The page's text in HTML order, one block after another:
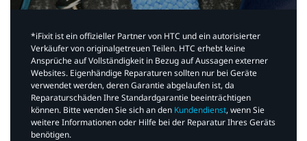
*iFixit ist ein offizieller Partner von HTC und ein autorisierter
Verkäufer von originalgetreuen Teilen. HTC erhebt keine
Ansprüche auf Vollständigkeit in Bezug auf Aussagen externer
Websites. Eigenhändige Reparaturen sollten nur bei Geräte
verwendet werden, deren Garantie abgelaufen ist, da
Reparaturschäden Ihre Standardgarantie beeinträchtigen
können. Bitte wenden Sie sich an den Kundendienst, wenn Sie
weitere Informationen oder Hilfe bei der Reparatur Ihres Geräts
benötigen.​